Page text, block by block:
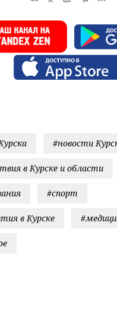
#новости
в Курске и области
#спорт
в Курске